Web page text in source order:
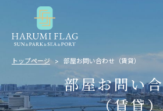
トップページ 部屋お問い合わせ（賃貸）
部屋お問い
（賃貸）